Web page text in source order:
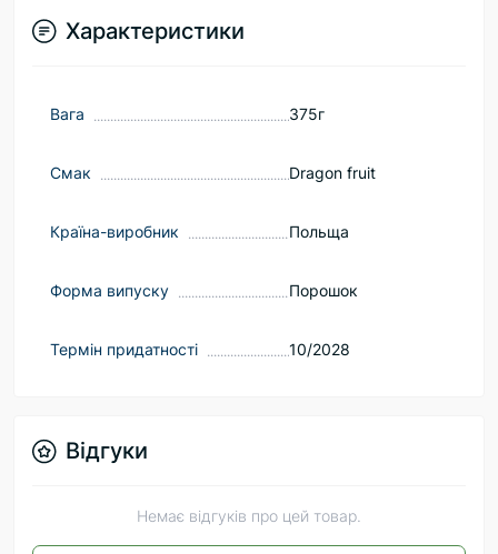
Характеристики
Вага 375г
Смак Dragon fruit
Країна-виробник Польща
Форма випуску Порошок
Термін придатності 10/2028
Відгуки
Немає відгуків про цей товар.